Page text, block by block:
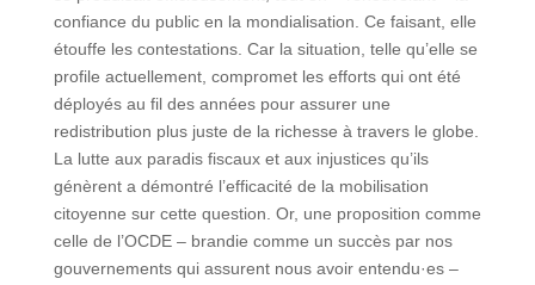
confiance du public en la mondialisation. Ce faisant, elle
étouffe les contestations. Car la situation, telle qu’elle se
profile actuellement, compromet les efforts qui ont été
déployés au fil des années pour assurer une
redistribution plus juste de la richesse à travers le globe.
La lutte aux paradis fiscaux et aux injustices qu’ils
génèrent a démontré l’efficacité de la mobilisation
citoyenne sur cette question. Or, une proposition comme
celle de l’OCDE – brandie comme un succès par nos
gouvernements qui assurent nous avoir entendu·es –